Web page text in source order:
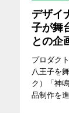
デザイ
子が舞
との企
プロダク
八王子を
ク）「神
品制作を